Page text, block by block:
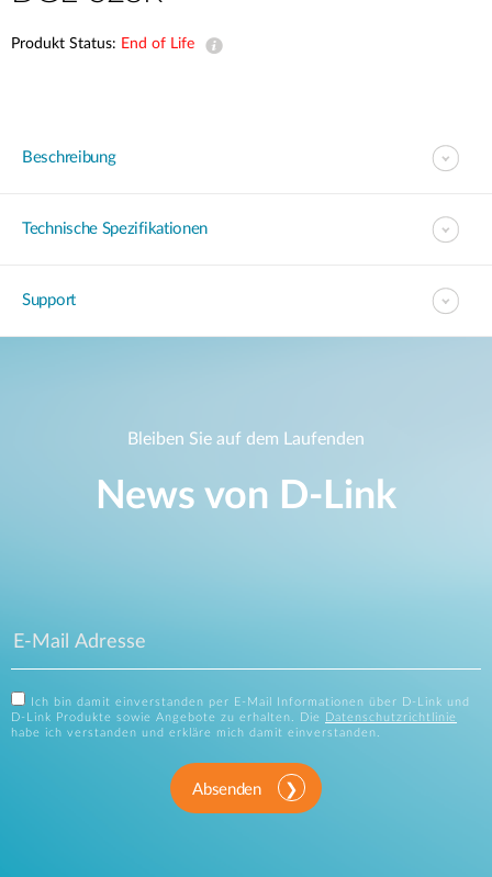
Produkt Status: End of Life
Beschreibung
Technische Spezifikationen
Support
Bleiben Sie auf dem Laufenden
News von D‑Link
Ich bin damit einverstanden per E-Mail Informationen über D-Link und
D-Link Produkte sowie Angebote zu erhalten. Die
Datenschutzrichtlinie
habe ich verstanden und erkläre mich damit einverstanden.
Absenden